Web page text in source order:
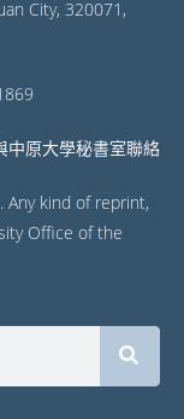
City, 320071,
原大學秘書室聯絡
Any kind of reprint,
Office of the